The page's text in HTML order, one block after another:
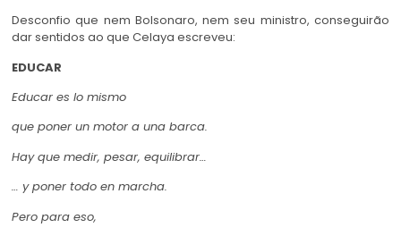
Desconfio que nem Bolsonaro, nem seu ministro, conseguirão
dar sentidos ao que Celaya escreveu:
EDUCAR
Educar es lo mismo
que poner un motor a una barca.
Hay que medir, pesar, equilibrar…
… y poner todo en marcha.
Pero para eso,